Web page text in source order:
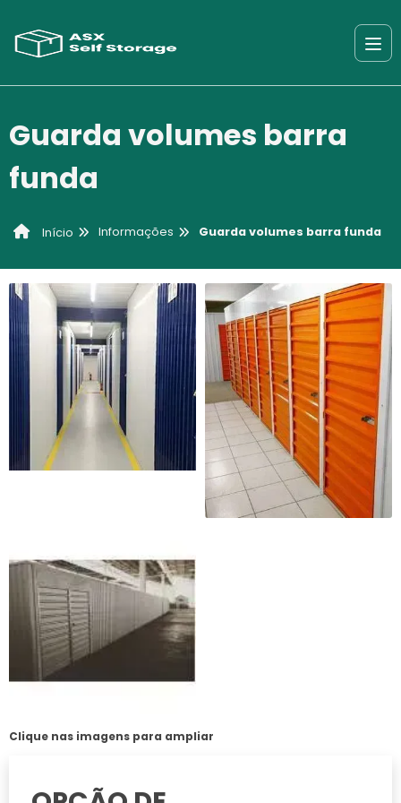
Guarda volumes barra
funda
Início Informações Guarda volumes barra funda
Clique nas imagens para ampliar